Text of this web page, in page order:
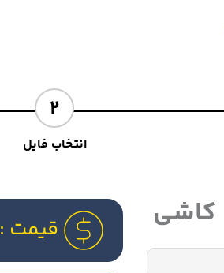
2
انتخاب فایل
کاشی قیمت :